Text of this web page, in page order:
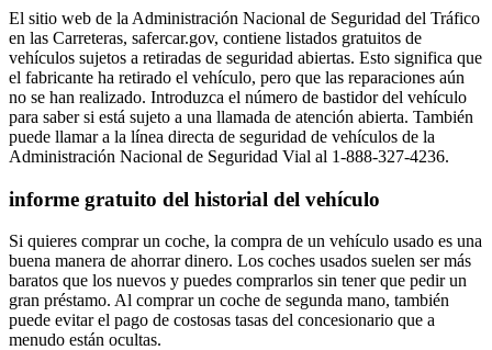
El sitio web de la Administración Nacional de Seguridad del Tráfico
en las Carreteras, safercar.gov, contiene listados gratuitos de
vehículos sujetos a retiradas de seguridad abiertas. Esto significa que
el fabricante ha retirado el vehículo, pero que las reparaciones aún
no se han realizado. Introduzca el número de bastidor del vehículo
para saber si está sujeto a una llamada de atención abierta. También
puede llamar a la línea directa de seguridad de vehículos de la
Administración Nacional de Seguridad Vial al 1-888-327-4236.
informe gratuito del historial del vehículo
Si quieres comprar un coche, la compra de un vehículo usado es una
buena manera de ahorrar dinero. Los coches usados suelen ser más
baratos que los nuevos y puedes comprarlos sin tener que pedir un
gran préstamo. Al comprar un coche de segunda mano, también
puede evitar el pago de costosas tasas del concesionario que a
menudo están ocultas.